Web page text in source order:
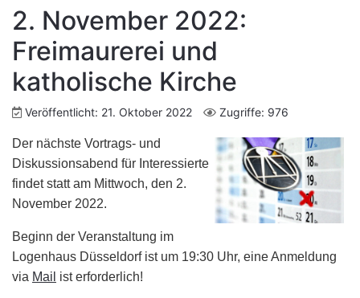
2. November 2022:
Freimaurerei und
katholische Kirche
Veröffentlicht: 21. Oktober 2022 Zugriffe: 976
Der nächste Vortrags- und
Diskussionsabend für Interessierte
findet statt am Mittwoch, den 2.
November 2022.
Beginn der Veranstaltung im
Logenhaus Düsseldorf ist um 19:30 Uhr, eine Anmeldung
via Mail ist erforderlich!